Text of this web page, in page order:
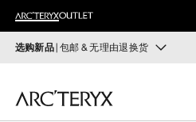
选购新品| 包邮 & 无理由退换货
运动员的需求，设计师的动
同时，启发全新的解决方案。
装备
VEILANCE